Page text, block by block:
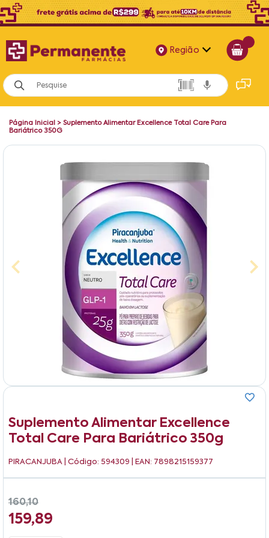
Região
Alagoas
Bahia
Página Inicial > Suplemento Alimentar Excellence Total Care Para
Bariátrico 350G
Suplemento Alimentar Excellence
Total Care Para Bariátrico 350g
PIRACANJUBA | Código: 594309 | EAN: 7898215159377
160,10
159,89